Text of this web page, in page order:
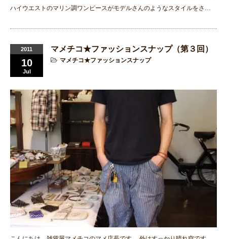
ハイウエストのマリン調ワンピースがモデルさんのようなスタイルをさ…
2011
10
Jul
マメチコ★ファッションスナップ（第３回）
マメチコ★ファッションスナップ